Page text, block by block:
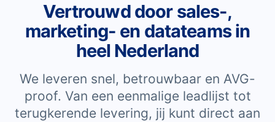
Vertrouwd door sales-,
marketing- en datateams in
heel Nederland
We leveren snel, betrouwbaar en AVG-
proof. Van een eenmalige leadlijst tot
terugkerende levering, jij kunt direct aan